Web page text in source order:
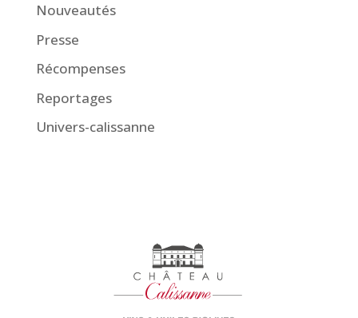
Nouveautés
Presse
Récompenses
Reportages
Univers-calissanne